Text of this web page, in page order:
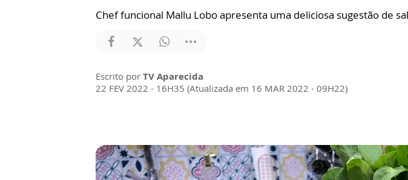
Chef funcional Mallu Lobo apresenta uma deliciosa sugestão de
Escrito por TV Aparecida
22 FEV 2022 - 16H35 (Atualizada em 16 MAR 2022 - 09H22)